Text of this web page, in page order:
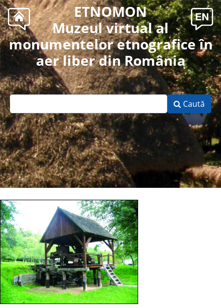
ETNOMON
Muzeul virtual al
monumentelor etnografice în
aer liber din România
Caută